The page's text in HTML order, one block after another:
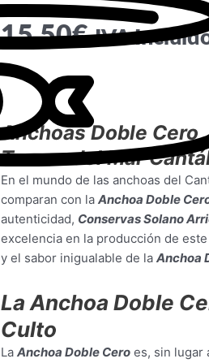
15,50€ IVA
Anchoas Doble Cero
Tesoro del Mar
En el mundo de las anchoas del
comparan con la Anchoa Doble
autenticidad, Conservas Solano
excelencia en la producción de
y el sabor inigualable de la Anchoa
La Anchoa Doble
Culto
La Anchoa Doble Cero es, sin lugar